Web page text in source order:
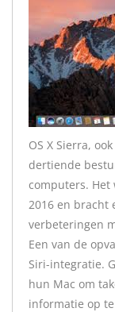
OS X Sierra,
dertiende
computers.
2016 en bracht
verbeteringen
Een van de
Siri-integratie.
hun Mac om
informatie op